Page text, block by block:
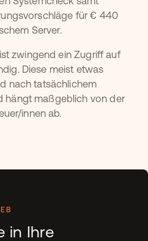
für € 440
Server.
zwingend ein Zugriff auf
Diese meist etwas
nach tatsächlichem
hängt maßgeblich von der
innen ab.
in Ihre